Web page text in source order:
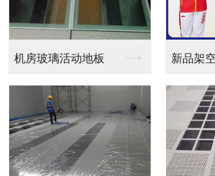
新品架空地板